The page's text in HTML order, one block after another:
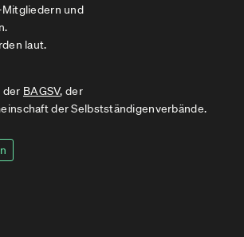
Mitgliedern und
laut.
der BAGSV, der
der Selbstständigenverbände.